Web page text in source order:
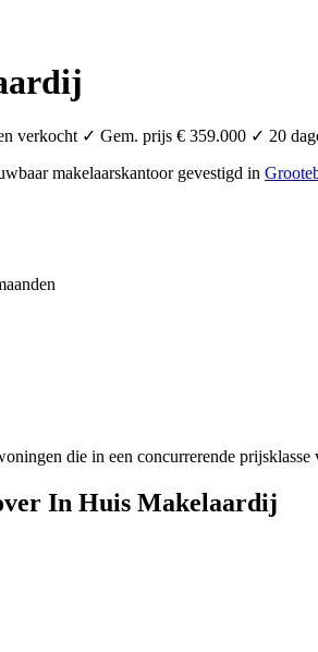
verkocht ✓ Gem. prijs € 359.000 ✓ 20
makelaarskantoor gevestigd in
die in een concurrerende
In Huis Makelaardij